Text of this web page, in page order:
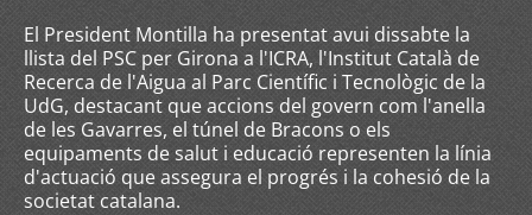
El President Montilla ha presentat avui dissabte la
llista del PSC per Girona a l'ICRA, l'Institut Català de
Recerca de l'Aigua al Parc Científic i Tecnològic de la
UdG, destacant que accions del govern com l'anella
de les Gavarres, el túnel de Bracons o els
equipaments de salut i educació representen la línia
d'actuació que assegura el progrés i la cohesió de la
societat catalana.